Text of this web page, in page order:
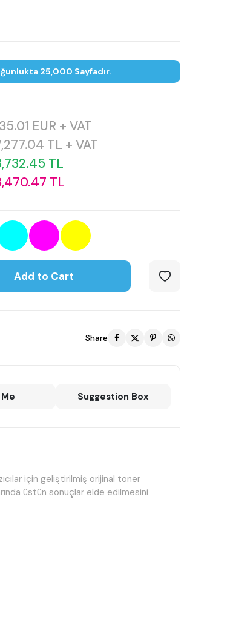
25,000 Sayfadır.
EUR + VAT
TL + VAT
TL
TL
Add to Cart
Share
Suggestion Box
için geliştirilmiş orijinal toner
üstün sonuçlar elde edilmesini